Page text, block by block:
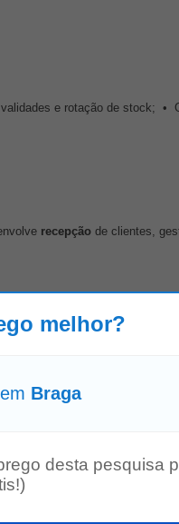
e rotação de stock; •
recepção de clientes,
Email > com o assunto
A função envolve recepção
melhor?
Braga
desta pesquisa